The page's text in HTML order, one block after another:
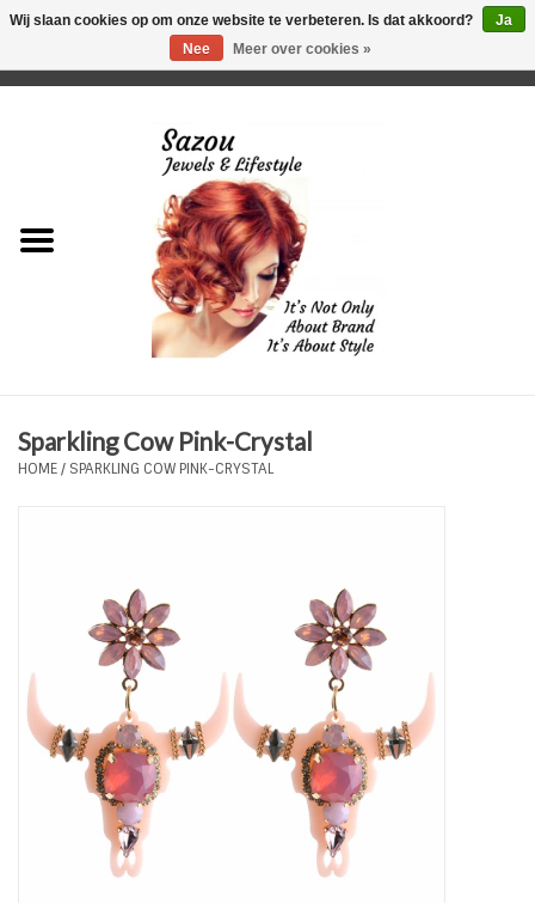
Just for Him
Plus Size Sieraden
Tassen en meer
Haaraccesoires
Zonnebrillen
ON THE BEACH
Sparkling Cow Pink-Crystal
HOME/ SPARKLING COW PINK-CRYSTAL
Wij slaan cookies op om onze website te verbeteren. Is dat akkoord?
Ja
Nee
Meer over cookies »